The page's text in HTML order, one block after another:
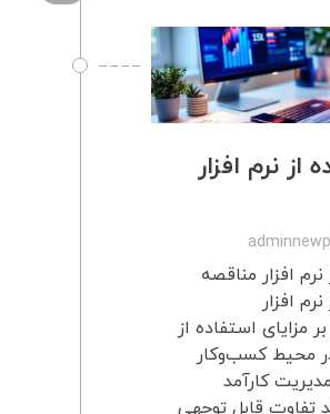
از نرم‌ افزار
افزار مناقصه
افزار
مزایای استفاده از
محیط کسب‌وکار
کارآمد
تفاوت قابل توجهی